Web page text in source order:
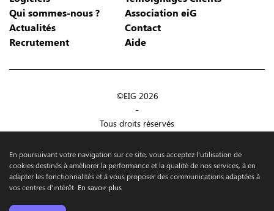
Qui sommes-nous ?
Association eiG
Actualités
Contact
Recrutement
Aide
©EIG 2026
-
Tous droits réservés
Mentions légales
-
Maintenance WP :Make the Grade
En poursuivant votre navigation sur ce site, vous acceptez l'utilisation de
cookies destinés à améliorer la performance et la qualité de nos services, à en
adapter les fonctionnalités et à vous proposer des communications adaptées à
vos centres d'intérêt. En savoir plus